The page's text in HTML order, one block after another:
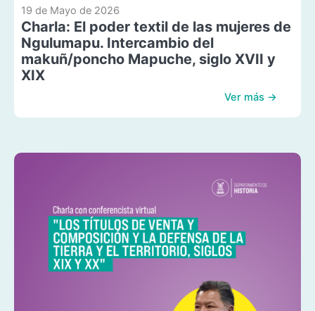
19 de Mayo de 2026
Charla: El poder textil de las mujeres de
Ngulumapu. Intercambio del
makuñ/poncho Mapuche, siglo XVII y
XIX
Ver más →